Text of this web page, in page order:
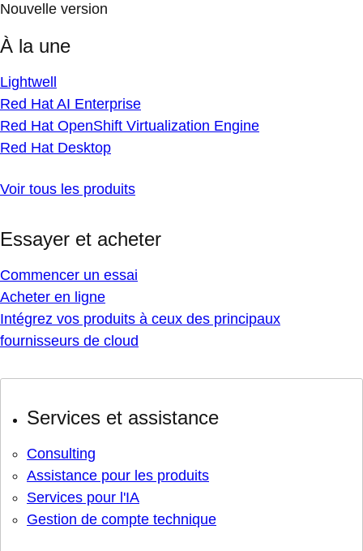
Nouvelle version
À la une
Lightwell
Red Hat AI Enterprise
Red Hat OpenShift Virtualization Engine
Red Hat Desktop
Voir tous les produits
Essayer et acheter
Commencer un essai
Acheter en ligne
Intégrez vos produits à ceux des principaux
fournisseurs de cloud
Services et assistance
Consulting
Assistance pour les produits
Services pour l'IA
Gestion de compte technique